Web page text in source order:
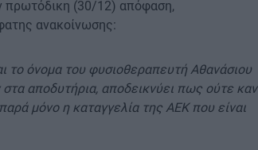
πρωτόδικη (30/12) απόφαση,
ανακοίνωσης:
το όνομα του φυσιοθεραπευτή Αθανάσιου
αποδυτήρια, αποδεικνύει πως ούτε καν
μόνο η καταγγελία της ΑΕΚ που είναι